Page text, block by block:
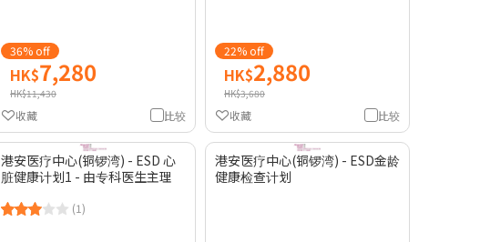
36% off
HK$7,280
HK$11,430
比较
收藏
22% off
HK$2,880
HK$3,680
比较
收藏
港安医疗中心(铜锣湾) - ESD 心
脏健康计划1 - 由专科医生主理
(1)
港安医疗中心(铜锣湾) - ESD金龄
健康检查计划